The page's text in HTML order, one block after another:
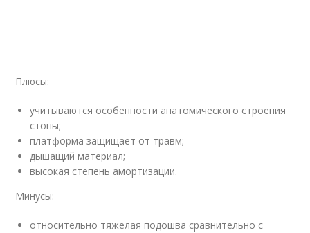
Плюсы:
учитываются особенности анатомического строения
стопы;
платформа защищает от травм;
дышащий материал;
высокая степень амортизации.
Минусы:
относительно тяжелая подошва сравнительно с